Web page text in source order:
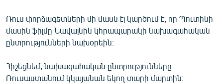
Ռուս փորձագետների մի մասն էլ կարծում է, որ Պուտինի
մասին ֆիլմը Նավալնին կհրապարակի նախագահական
ընտրությունների նախօրեին։
Հիշեցնեմ, նախագահական ընտրությունները
Ռուսաստանում կկայանան եկող տարի մարտին։